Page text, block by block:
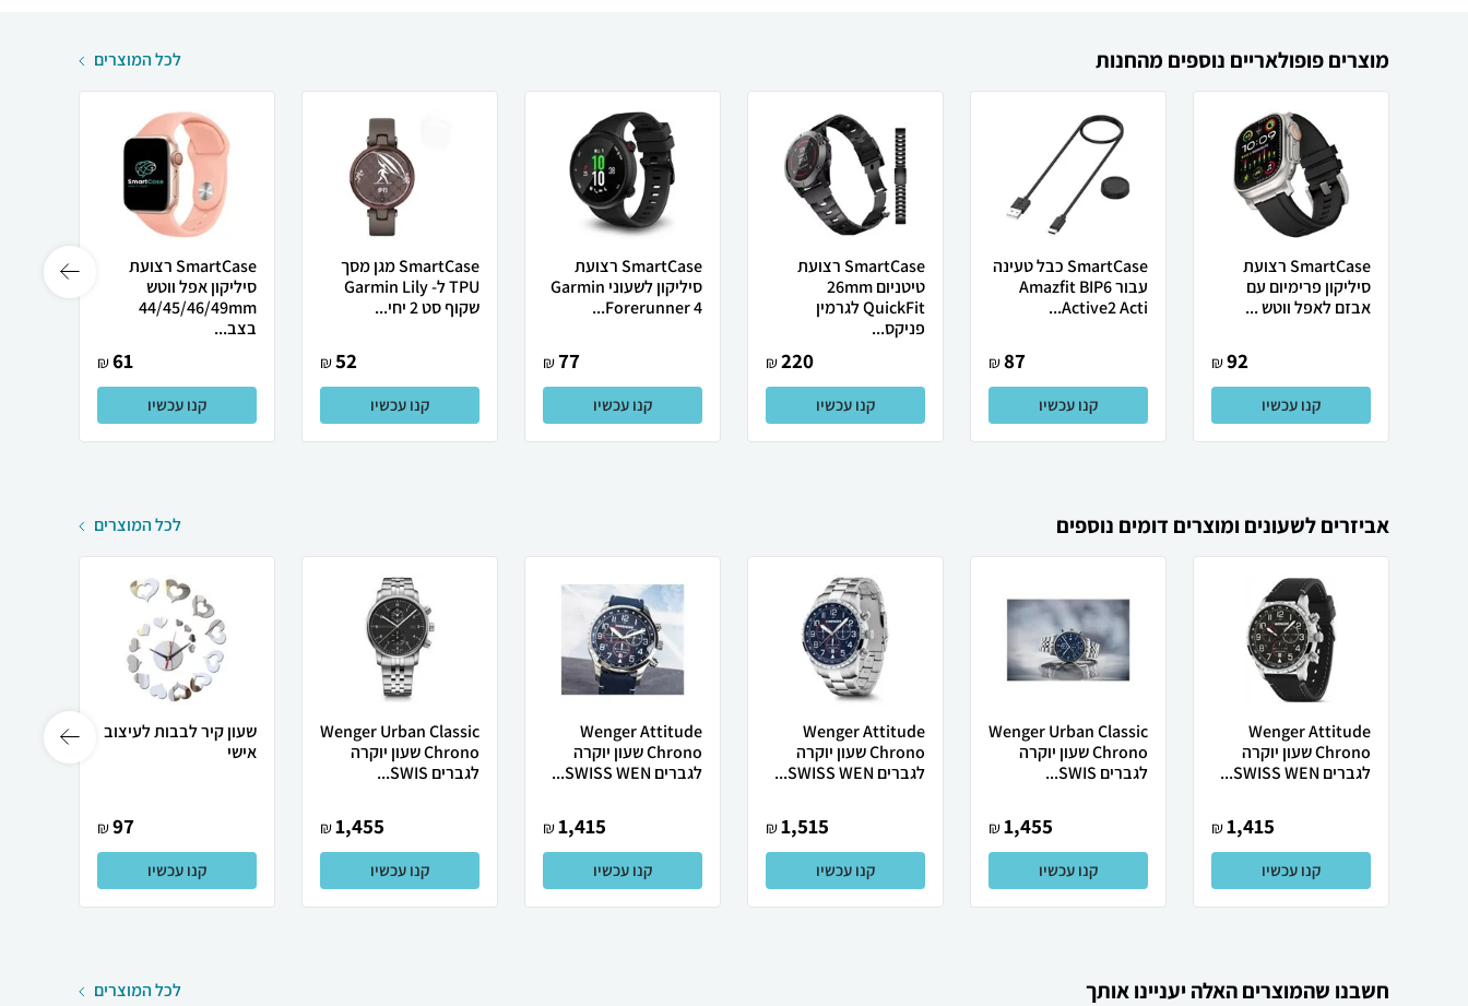
מוצרים פופולאריים נוספים מהחנות לכל המוצרים
SmartCase רצועת
סיליקון פרימיום עם
אבזם לאפל ווטש ...
92
₪
קנו עכשיו
SmartCase כבל טעינה
עבור Amazfit BIP6
Active2 Acti...
87
₪
קנו עכשיו
SmartCase רצועת
טיטניום 26mm
QuickFit לגרמין
פניקס...
220
₪
קנו עכשיו
SmartCase רצועת
סיליקון לשעוני Garmin
Forerunner 4...
77
₪
קנו עכשיו
SmartCase מגן מסך
TPU ל- Garmin Lily
שקוף סט 2 יחי...
52
₪
קנו עכשיו
SmartCase רצועת
סיליקון אפל ווטש
44/45/46/49mm
בצב...
61
₪
קנו עכשיו
אביזרים לשעונים ומוצרים דומים נוספים לכל המוצרים
Wenger Attitude
Chrono שעון יוקרה
לגברים SWISS WEN...
1,415
₪
קנו עכשיו
Wenger Urban Classic
Chrono שעון יוקרה
לגברים SWIS...
1,455
₪
קנו עכשיו
Wenger Attitude
Chrono שעון יוקרה
לגברים SWISS WEN...
1,515
₪
קנו עכשיו
Wenger Attitude
Chrono שעון יוקרה
לגברים SWISS WEN...
1,415
₪
קנו עכשיו
Wenger Urban Classic
Chrono שעון יוקרה
לגברים SWIS...
1,455
₪
קנו עכשיו
שעון קיר לבבות לעיצוב
אישי
97
₪
קנו עכשיו
חשבנו שהמוצרים האלה יעניינו אותך לכל המוצרים